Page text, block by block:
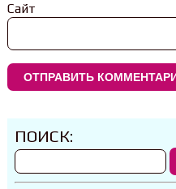
Сайт
ПОИСК: